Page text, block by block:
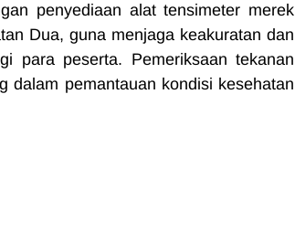
penyediaan alat tensimeter merek
Dua, guna menjaga keakuratan dan
para peserta. Pemeriksaan tekanan
dalam pemantauan kondisi kesehatan